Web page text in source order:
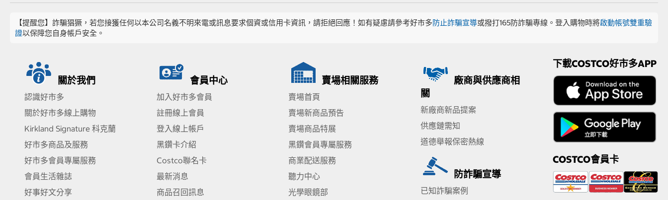
【提醒您】詐騙猖獗，若您接獲任何以本公司名義不明來電或訊息要求個資或信用卡資訊，請拒絕回應！如有疑慮請參考好市多防止詐騙宣導或撥打165防詐騙專線。登入購物時將啟動帳號雙重驗
證以保障您自身帳戶安全。
關於我們
認識好市多
關於好市多線上購物
Kirkland Signature 科克蘭
好市多商品及服務
好市多會員專屬服務
會員生活雜誌
好事好文分享
會員中心
加入好市多會員
註冊線上會員
登入線上帳戶
黑鑽卡介紹
Costco聯名卡
最新消息
商品召回訊息
賣場相關服務
賣場首頁
賣場新商品預告
賣場商品特展
黑鑽會員專屬服務
商業配送服務
聽力中心
光學眼鏡部
廠商與供應商相
關
新廠商新品提案
供應鏈需知
道德舉報保密熱線
防詐騙宣導
已知詐騙案例
下載COSTCO好市多APP
COSTCO會員卡